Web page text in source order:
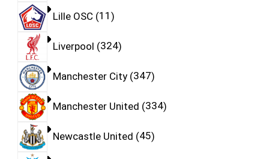
Lille OSC 11
Liverpool 324
Manchester City 347
Manchester United 334
Newcastle United 45